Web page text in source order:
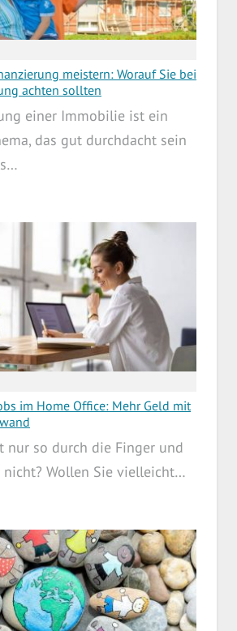
meistern: Worauf Sie bei
achten sollten
einer Immobilie ist ein
das gut durchdacht sein
im Home Office: Mehr Geld mit
nur so durch die Finger und
Wollen Sie vielleicht…